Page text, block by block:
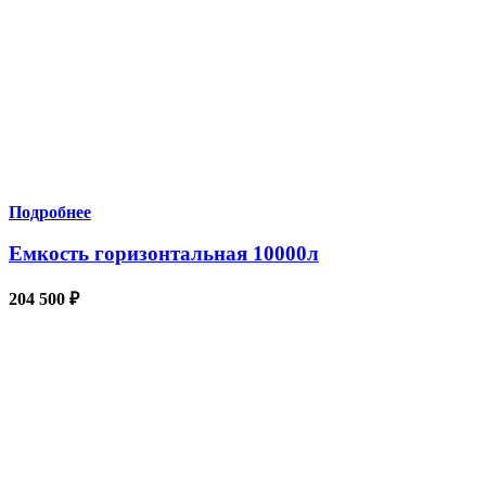
Подробнее
Емкость горизонтальная 10000л
204 500 ₽